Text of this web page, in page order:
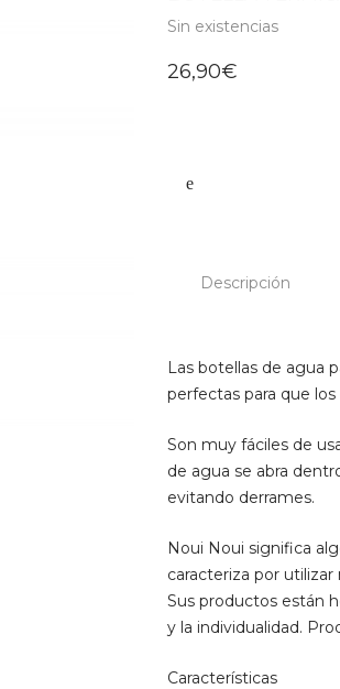
Sin existencias
26,90€
Descripción
Las botellas de agua
perfectas para que
Son muy fáciles de
de agua se abra
evitando derrames.
Noui Noui significa
caracteriza por
Sus productos están
y la individualidad.
Características